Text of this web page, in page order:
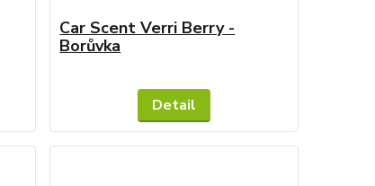
Car Scent Verri Berry -
Borůvka
Detail